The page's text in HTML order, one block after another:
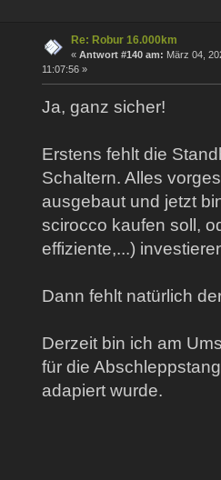
Re: Robur 16.000km
« Antwort #140 am: März 04,
11:07:56 »
Ja, ganz sicher!
Erstens fehlt die
Schaltern. Alles
ausgebaut und jetzt
scirocco kaufen soll,
effiziente,...)
Dann fehlt natürlich
Derzeit bin ich am
für die
adapiert wurde.